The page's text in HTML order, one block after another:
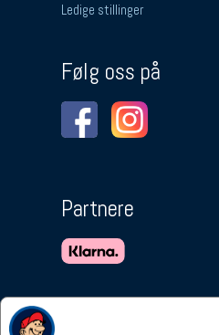
Ledige stillinger
Følg oss på
Partnere